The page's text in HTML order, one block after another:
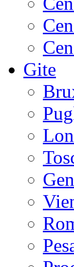
Gite